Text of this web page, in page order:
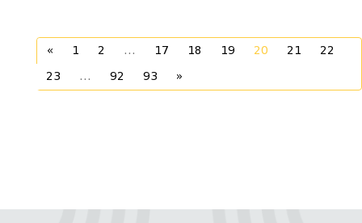
« 1 2 ... 17 18 19 20 21
22
23
... 92 93 »